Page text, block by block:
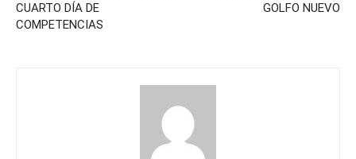
CUARTO DÍA DE
COMPETENCIAS
GOLFO NUEVO